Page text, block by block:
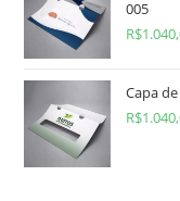
005
R$
Capa
R$